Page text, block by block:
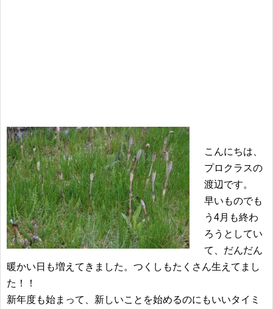
こんにちは、
プロクラスの
渡辺です。
早いものでも
う4月も終わ
ろうとしてい
て、だんだん
暖かい日も増えてきました。つくしもたくさん生えてまし
た！！
新年度も始まって、新しいことを始めるのにもいいタイミ